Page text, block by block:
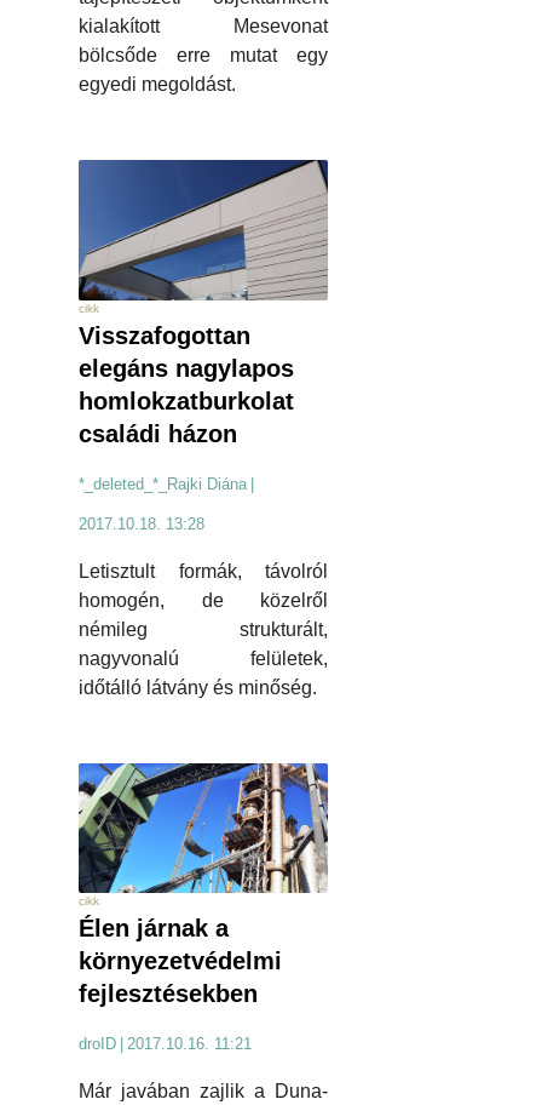
kialakított Mesevonat
bölcsőde erre mutat egy
egyedi megoldást.
cikk
Visszafogottan
elegáns nagylapos
homlokzatburkolat
családi házon
*_deleted_*_Rajki Diána
2017.10.18. 13:28
Letisztult formák, távolról
homogén, de közelről
némileg strukturált,
nagyvonalú felületek,
időtálló látvány és minőség.
cikk
Élen járnak a
környezetvédelmi
fejlesztésekben
droID | 2017.10.16. 11:21
Már javában zajlik a Duna-